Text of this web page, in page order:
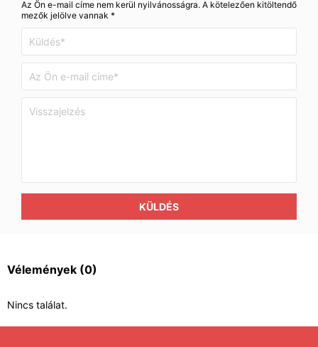
Az Ön e-mail címe nem kerül nyilvánosságra. A kötelezően kitöltendő
mezők jelölve vannak *
KÜLDÉS
Vélemények (0)
Nincs találat.